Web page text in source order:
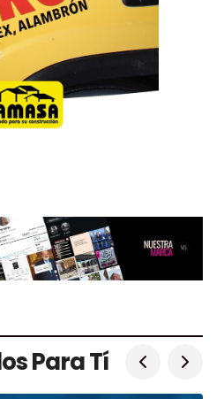
Para Tí